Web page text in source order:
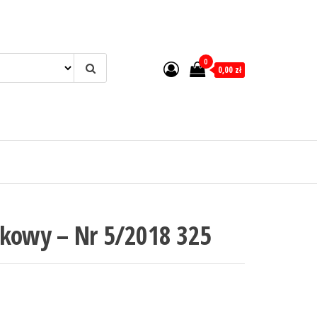
0
0,00 zł
– Nr 5/2018 325